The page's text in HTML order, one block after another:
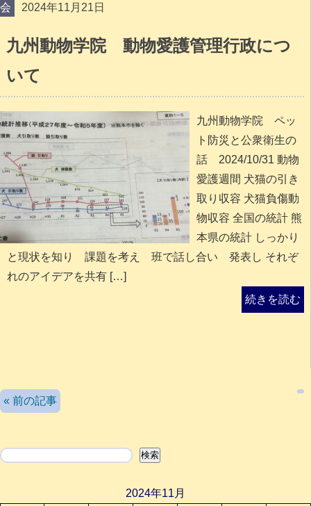
会
2024年11月21日
九州動物学院 動物愛護管理行政につ
いて
九州動物学院 ペッ
ト防災と公衆衛生の
話 2024/10/31 動物
愛護週間 犬猫の引き
取り収容 犬猫負傷動
物収容 全国の統計 熊
本県の統計 しっかり
と現状を知り 課題を考え 班で話し合い 発表し それぞ
れのアイデアを共有 […]
続きを読む
« 前の記事
検索
2024年11月